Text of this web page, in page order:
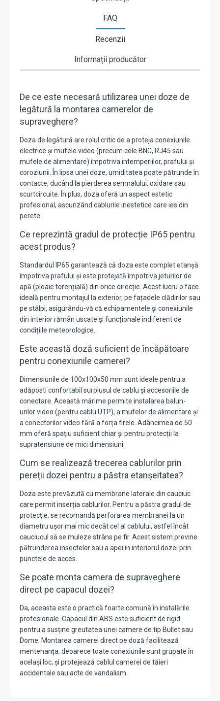
FAQ
Recenzii
Informații producător
De ce este necesară utilizarea unei doze de
legătură la montarea camerelor de
supraveghere?
Doza de legătură are rolul critic de a proteja conexiunile
electrice și mufele video (precum cele BNC, RJ45 sau
mufele de alimentare) împotriva intemperiilor, prafului și
coroziunii. În lipsa unei doze, umiditatea poate pătrunde în
contacte, ducând la pierderea semnalului, oxidare sau
scurtcircuite. În plus, doza oferă un aspect estetic
profesional, ascunzând cablurile inestetice care ies din
perete.
Ce reprezintă gradul de protecție IP65 pentru
acest produs?
Standardul IP65 garantează că doza este complet etanșă
împotriva prafului și este protejată împotriva jeturilor de
apă (ploaie torențială) din orice direcție. Acest lucru o face
ideală pentru montajul la exterior, pe fațadele clădirilor sau
pe stâlpi, asigurându-vă că echipamentele și conexiunile
din interior rămân uscate și funcționale indiferent de
condițiile meteorologice.
Este această doză suficient de încăpătoare
pentru conexiunile camerei?
Dimensiunile de 100x100x50 mm sunt ideale pentru a
adăposti confortabil surplusul de cablu și accesoriile de
conectare. Această mărime permite instalarea balun-
urilor video (pentru cablu UTP), a mufelor de alimentare și
a conectorilor video fără a forța firele. Adâncimea de 50
mm oferă spațiu suficient chiar și pentru protecții la
supratensiune de mici dimensiuni.
Cum se realizează trecerea cablurilor prin
pereții dozei pentru a păstra etanșeitatea?
Doza este prevăzută cu membrane laterale din cauciuc
care permit inserția cablurilor. Pentru a păstra gradul de
protecție, se recomandă perforarea membranei la un
diametru ușor mai mic decât cel al cablului, astfel încât
cauciucul să se muleze strâns pe fir. Acest sistem previne
pătrunderea insectelor sau a apei în interiorul dozei prin
punctele de acces.
Se poate monta camera de supraveghere
direct pe capacul dozei?
Da, aceasta este o practică foarte comună în instalările
profesionale. Capacul din ABS este suficient de rigid
pentru a susține greutatea unei camere de tip Bullet sau
Dome. Montarea camerei direct pe doză facilitează
mentenanța, deoarece toate conexiunile sunt grupate în
același loc, și protejează cablul camerei de tăieri
accidentale sau acte de vandalism.